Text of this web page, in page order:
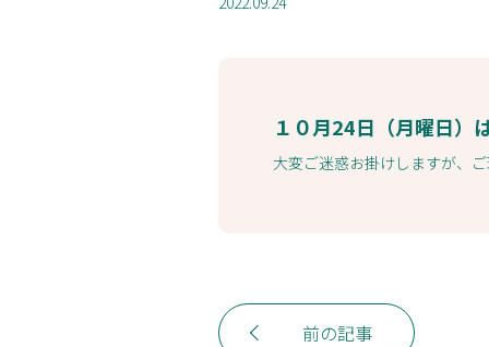
１０月24日（月曜日）
大変ご迷惑お掛けしますが、
前の記事